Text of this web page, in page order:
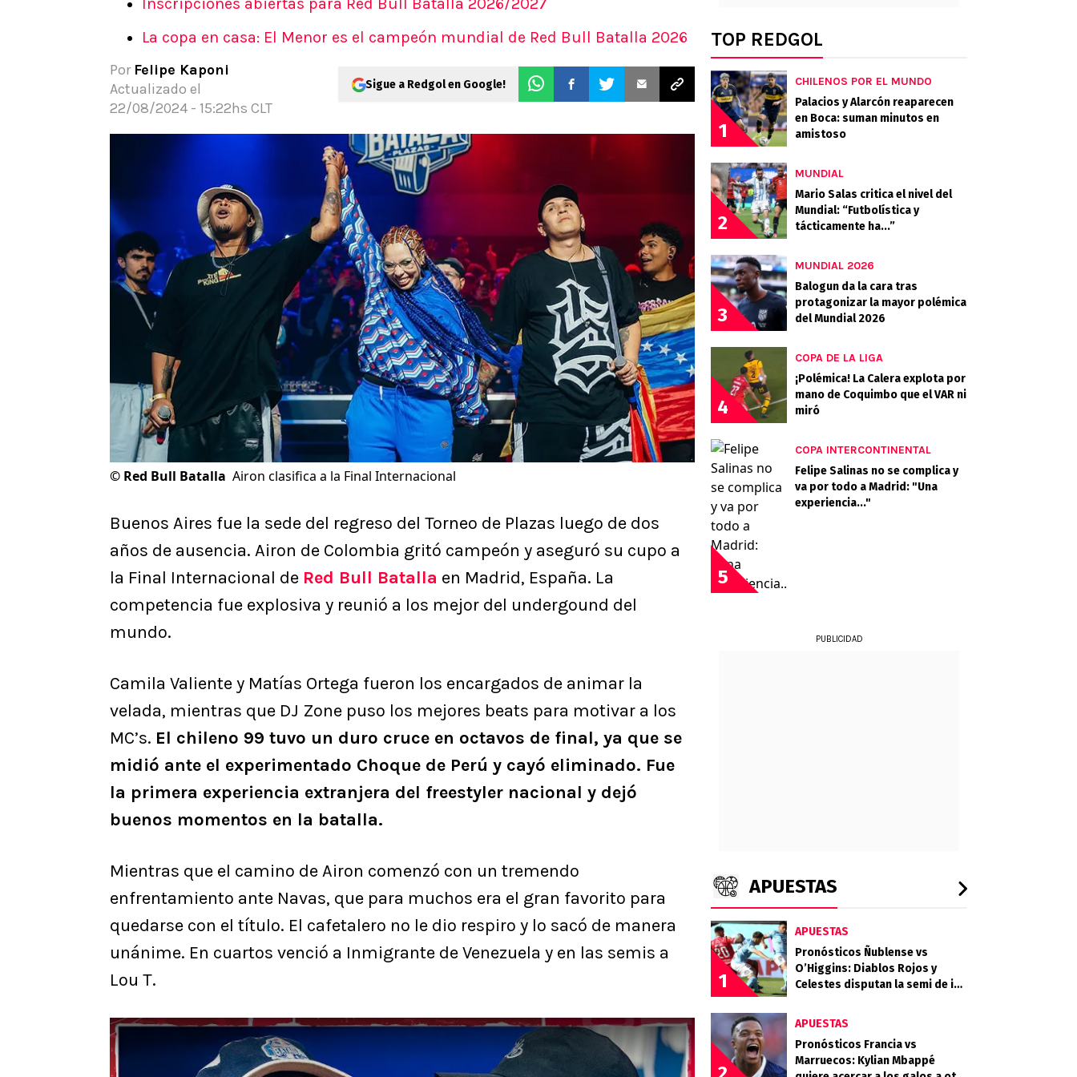
Pronósticos
La copa en casa: El Menor es el campeón mundial de Red Bull Batalla 2026
Por Felipe Kaponi
Actualizado el
22/08/2024 - 15:22hs CLT
Sigue a Redgol en Google!
© Red Bull Batalla Airon clasifica a la Final Internacional
Buenos Aires fue la sede del regreso del Torneo de Plazas luego de dos
años de ausencia. Airon de Colombia gritó campeón y aseguró su cupo a
la Final Internacional de Red Bull Batalla en Madrid, España. La
competencia fue explosiva y reunió a los mejor del undergound del
mundo.
Camila Valiente y Matías Ortega fueron los encargados de animar la
velada, mientras que DJ Zone puso los mejores beats para motivar a los
MC’s. El chileno 99 tuvo un duro cruce en octavos de final, ya que se
midió ante el experimentado Choque de Perú y cayó eliminado. Fue
la primera experiencia extranjera del freestyler nacional y dejó
buenos momentos en la batalla.
Mientras que el camino de Airon comenzó con un tremendo
enfrentamiento ante Navas, que para muchos era el gran favorito para
quedarse con el título. El cafetalero no le dio respiro y lo sacó de manera
unánime. En cuartos venció a Inmigrante de Venezuela y en las semis a
Lou T.
TOP REDGOL
1
CHILENOS POR EL MUNDO
Palacios y Alarcón reaparecen
en Boca: suman minutos en
amistoso
2
MUNDIAL
Mario Salas critica el nivel del
Mundial: “Futbolística y
tácticamente ha...”
3
MUNDIAL 2026
Balogun da la cara tras
protagonizar la mayor polémica
del Mundial 2026
4
COPA DE LA LIGA
¡Polémica! La Calera explota por
mano de Coquimbo que el VAR ni
miró
5
COPA INTERCONTINENTAL
Felipe Salinas no se complica y
va por todo a Madrid: "Una
experiencia..."
PUBLICIDAD
APUESTAS
1
APUESTAS
Pronósticos Ñublense vs
O’Higgins: Diablos Rojos y
Celestes disputan la semi de ida
APUESTAS
Pronósticos Francia vs
Marruecos: Kylian Mbappé